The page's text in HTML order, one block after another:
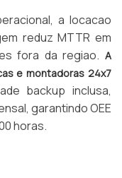
a locacao
reduz MTTR em
fora da regiao. A
e montadoras 24x7
backup inclusa,
garantindo OEE
horas.